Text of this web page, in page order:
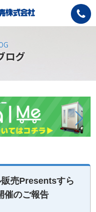
ログ
売Presentsすら
催のご報告